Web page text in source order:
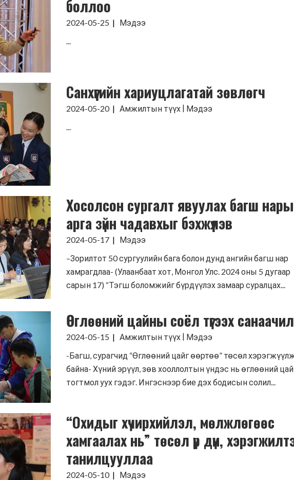
боллоо
2024-05-25
Мэдээ
...
Санхүүгийн хариуцлагатай зөвлөгч
2024-05-20 Амжилтын түүх | Мэдээ
...
Хосолсон сургалт явуулах багш
арга зүйн чадавхыг бэхжүүлэв
2024-05-17
Мэдээ
–Зорилтот 50 сургуулийн бага болон дунд ангийн багш нар
хамрагдлаа- (Улаанбаат хот, Монгол Улс. 2024 оны 5 дугаар
сарын 17) “Тэгш боломжийг бүрдүүлэх замаар суралцах...
Өглөөний цайны соёл түгээх
2024-05-15 Амжилтын түүх | Мэдээ
-Багш, сурагчид “Өглөөний цайг өөртөө” төсөл
байна- Хүний эрүүл, зөв хооллолтын үндэс нь өглөөний цай
тогтмол уух гэдэг. Ингэснээр бие дэх бодисын солил...
“Охидыг хүчирхийлэл, мөлжлөгөөс
хамгаалах нь” төсөл үр дүн,
танилцууллаа
2024-05-10
Мэдээ